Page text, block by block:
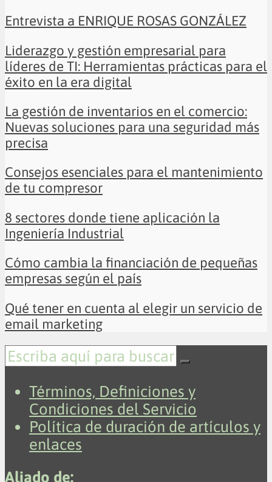
Entrevista a ENRIQUE ROSAS GONZÁLEZ
Liderazgo y gestión empresarial para
líderes de TI: Herramientas prácticas para el
éxito en la era digital
La gestión de inventarios en el comercio:
Nuevas soluciones para una seguridad más
precisa
Consejos esenciales para el mantenimiento
de tu compresor
8 sectores donde tiene aplicación la
Ingeniería Industrial
Cómo cambia la financiación de pequeñas
empresas según el país
Qué tener en cuenta al elegir un servicio de
email marketing
Términos, Definiciones y
Condiciones del Servicio
Política de duración de artículos y
enlaces
Aliado de: